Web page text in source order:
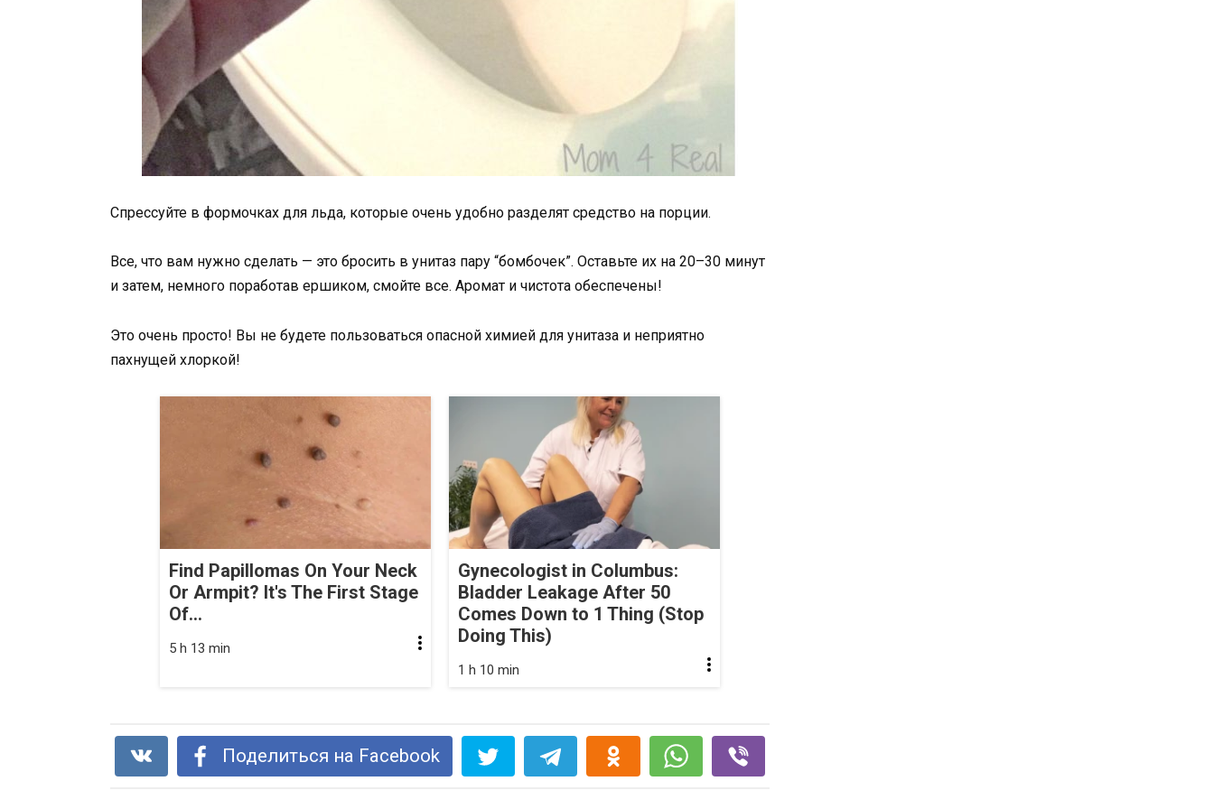
Спрессуйте в формочках для льда, которые очень удобно разделят средство на порции.
Все, что вам нужно сделать — это бросить в унитаз пару “бомбочек”. Оставьте их на 20–30 минут
и затем, немного поработав ершиком, смойте все. Аромат и чистота обеспечены!
Это очень просто! Вы не будете пользоваться опасной химией для унитаза и неприятно
пахнущей хлоркой!
Find Papillomas On Your Neck
Or Armpit? It's The First Stage
Of...
5 h 13 min
Gynecologist in Columbus:
Bladder Leakage After 50
Comes Down to 1 Thing (Stop
Doing This)
1 h 10 min
Поделиться на Facebook